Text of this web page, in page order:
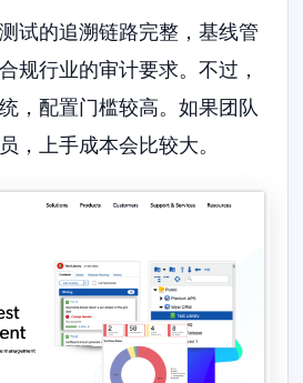
试的追溯链路完整，基线管
规行业的审计要求。不过，
，配置门槛较高。如果团队
，上手成本会比较大。